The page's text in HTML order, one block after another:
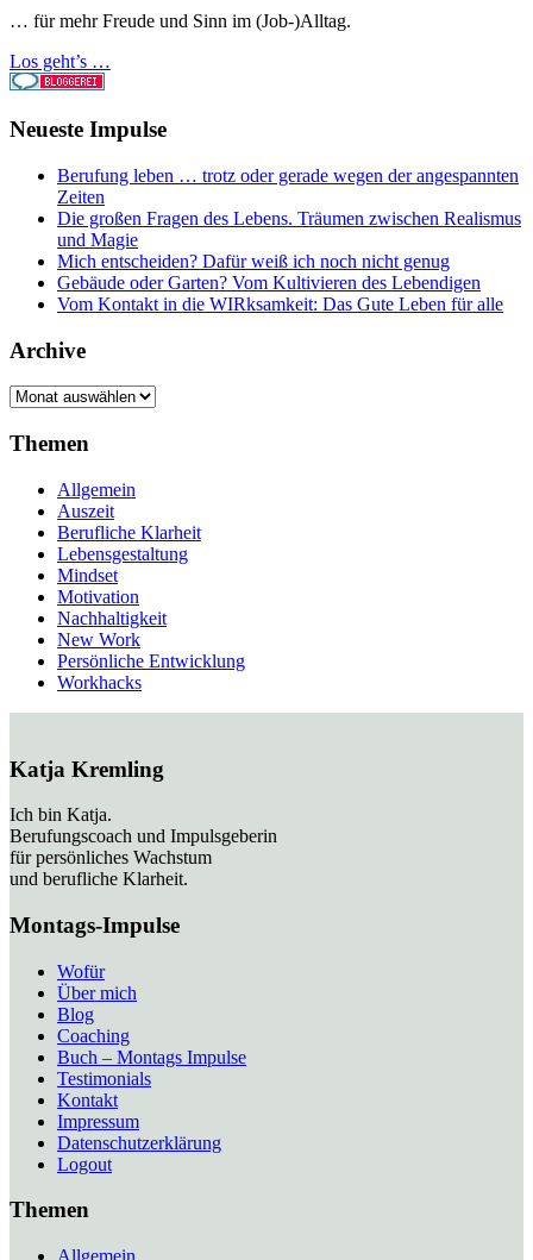
… für mehr Freude und Sinn im (Job-)Alltag.
Los geht’s …
Neueste Impulse
Berufung leben … trotz oder gerade wegen der angespannten
Zeiten
Die großen Fragen des Lebens. Träumen zwischen Realismus
und Magie
Mich entscheiden? Dafür weiß ich noch nicht genug
Gebäude oder Garten? Vom Kultivieren des Lebendigen
Vom Kontakt in die WIRksamkeit: Das Gute Leben für alle
Archive
Archive
Themen
Allgemein
Auszeit
Berufliche Klarheit
Lebensgestaltung
Mindset
Motivation
Nachhaltigkeit
New Work
Persönliche Entwicklung
Workhacks
Katja Kremling
Ich bin Katja.
Berufungscoach und Impulsgeberin
für persönliches Wachstum
und berufliche Klarheit.
Montags-Impulse
Wofür
Über mich
Blog
Coaching
Buch – Montags Impulse
Testimonials
Kontakt
Impressum
Datenschutzerklärung
Logout
Themen